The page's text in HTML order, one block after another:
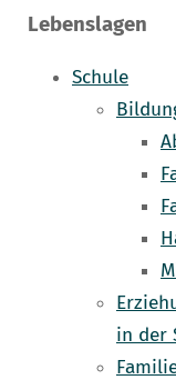
Lebenslagen
Schule
in der